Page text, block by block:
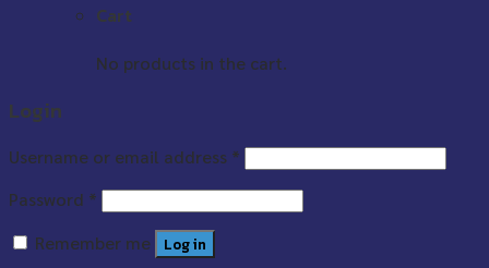
Cart
No products in the cart.
Login
Username or email address *
Password *
Remember me
Log in